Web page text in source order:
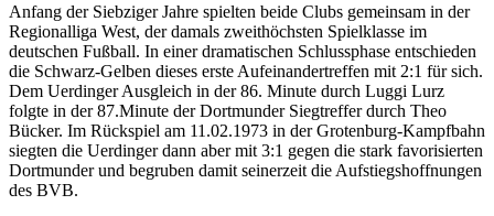
Anfang der Siebziger Jahre spielten beide Clubs gemeinsam in der
Regionalliga West, der damals zweithöchsten Spielklasse im
deutschen Fußball. In einer dramatischen Schlussphase entschieden
die Schwarz-Gelben dieses erste Aufeinandertreffen mit 2:1 für sich.
Dem Uerdinger Ausgleich in der 86. Minute durch Luggi Lurz
folgte in der 87.Minute der Dortmunder Siegtreffer durch Theo
Bücker. Im Rückspiel am 11.02.1973 in der Grotenburg-Kampfbahn
siegten die Uerdinger dann aber mit 3:1 gegen die stark favorisierten
Dortmunder und begruben damit seinerzeit die Aufstiegshoffnungen
des BVB.